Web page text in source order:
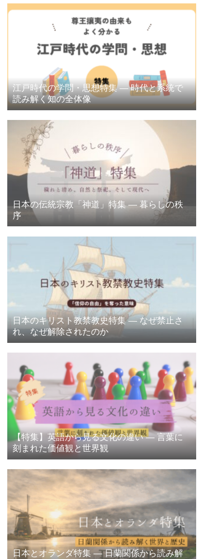
江戸時代の学問・思想特集 ― 時代と系統で
読み解く知の全体像
日本の伝統宗教「神道」特集 ― 暮らしの秩
序
日本のキリスト教禁教史特集 ― なぜ禁止さ
れ、なぜ解除されたのか
【特集】英語から見る文化の違い ― 言葉に
刻まれた価値観と世界観
日本とオランダ特集 ― 日蘭関係から読み解